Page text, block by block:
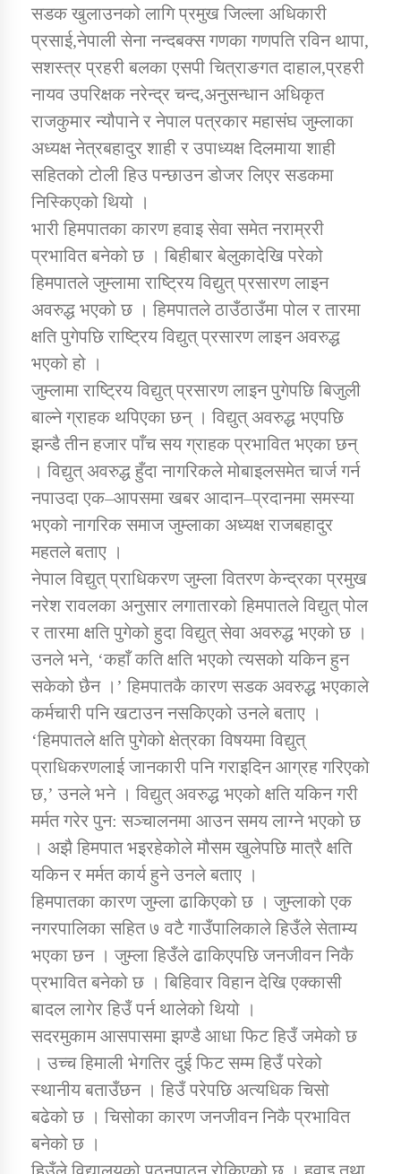
तातोपानी गाउँपालिका जुम्लाको महिला तथा लैङ्गिक हिंसा
सम्बन्धी सूचना सन्देश
तातोपानी गाउँपालिका जुम्लाको महिनावारी सम्बन्धिकाे
सन्देश
तातोपानी गाउँपालिका जुम्लाको बालविवाह सन्देश
तातोपानी गाउँपालिका जुम्लाको सूचना
तातोपानी गाउँपालिका जुम्लाको सूचना
सडक खुलाउनको लागि प्रमुख जिल्ला अधिकारी
प्रसाई,नेपाली सेना नन्दबक्स गणका गणपति रविन थापा,
सशस्त्र प्रहरी बलका एसपी चित्राङगत दाहाल,प्रहरी
नायव उपरिक्षक नरेन्द्र चन्द,अनुसन्धान अधिकृत
राजकुमार न्यौपाने र नेपाल पत्रकार महासंघ जुम्लाका
अध्यक्ष नेत्रबहादुर शाही र उपाध्यक्ष दिलमाया शाही
सहितको टोली हिउ पन्छाउन डोजर लिएर सडकमा
निस्किएको थियो ।
भारी हिमपातका कारण हवाइ सेवा समेत नराम्ररी
प्रभावित बनेको छ । बिहीबार बेलुकादेखि परेको
हिमपातले जुम्लामा राष्ट्रिय विद्युत् प्रसारण लाइन
अवरुद्ध भएको छ । हिमपातले ठाउँठाउँमा पोल र तारमा
क्षति पुगेपछि राष्ट्रिय विद्युत् प्रसारण लाइन अवरुद्ध
भएको हो ।
जुम्लामा राष्ट्रिय विद्युत् प्रसारण लाइन पुगेपछि बिजुली
बाल्ने ग्राहक थपिएका छन् । विद्युत् अवरुद्ध भएपछि
झन्डै तीन हजार पाँच सय ग्राहक प्रभावित भएका छन्
। विद्युत् अवरुद्ध हुँदा नागरिकले मोबाइलसमेत चार्ज गर्न
नपाउदा एक–आपसमा खबर आदान–प्रदानमा समस्या
भएको नागरिक समाज जुम्लाका अध्यक्ष राजबहादुर
महतले बताए ।
नेपाल विद्युत् प्राधिकरण जुम्ला वितरण केन्द्रका प्रमुख
नरेश रावलका अनुसार लगातारको हिमपातले विद्युत् पोल
र तारमा क्षति पुगेको हुदा विद्युत् सेवा अवरुद्ध भएको छ ।
उनले भने, ‘कहाँ कति क्षति भएको त्यसको यकिन हुन
सकेको छैन ।’ हिमपातकै कारण सडक अवरुद्ध भएकाले
कर्मचारी पनि खटाउन नसकिएको उनले बताए ।
‘हिमपातले क्षति पुगेको क्षेत्रका विषयमा विद्युत्
प्राधिकरणलाई जानकारी पनि गराइदिन आग्रह गरिएको
छ,’ उनले भने । विद्युत् अवरुद्ध भएको क्षति यकिन गरी
मर्मत गरेर पुन: सञ्चालनमा आउन समय लाग्ने भएको छ
। अझै हिमपात भइरहेकोले मौसम खुलेपछि मात्रै क्षति
यकिन र मर्मत कार्य हुने उनले बताए ।
हिमपातका कारण जुम्ला ढाकिएको छ । जुम्लाको एक
नगरपालिका सहित ७ वटै गाउँपालिकाले हिउँले सेताम्य
भएका छन । जुम्ला हिउँले ढाकिएपछि जनजीवन निकै
प्रभावित बनेको छ । बिहिवार विहान देखि एक्कासी
बादल लागेर हिउँ पर्न थालेको थियो ।
सदरमुकाम आसपासमा झण्डै आधा फिट हिउँ जमेको छ
। उच्च हिमाली भेगतिर दुई फिट सम्म हिउँ परेको
स्थानीय बताउँछन । हिउँ परेपछि अत्यधिक चिसो
बढेको छ । चिसोका कारण जनजीवन निकै प्रभावित
बनेको छ ।